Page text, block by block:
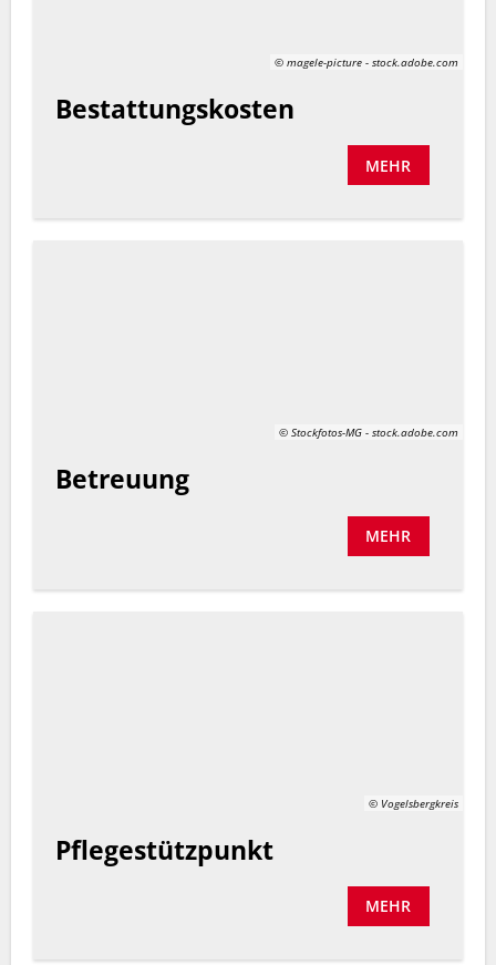
© magele-picture - stock.adobe.com
Bestattungskosten
MEHR
© Stockfotos-MG - stock.adobe.com
Betreuung
MEHR
© Vogelsbergkreis
Pflegestützpunkt
MEHR